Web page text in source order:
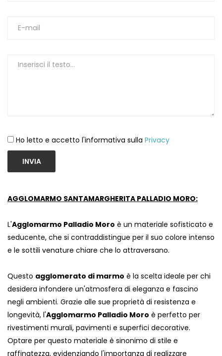
Ho letto e accetto l'informativa sulla Privacy
INVIA
AGGLOMARMO SANTAMARGHERITA PALLADIO MORO:
L'Agglomarmo Palladio Moro è un materiale sofisticato e
seducente, che si contraddistingue per il suo colore intenso
e le sottili venature chiare che lo attraversano.
Questo agglomerato di marmo è la scelta ideale per chi
desidera infondere un'atmosfera di eleganza e fascino
negli ambienti. Grazie alle sue proprietà di resistenza e
longevità, l'Agglomarmo Palladio Moro è perfetto per
rivestimenti murali, pavimenti e superfici decorative.
Optare per questo materiale è sinonimo di stile e
raffinatezza, evidenziando l'importanza di realizzare